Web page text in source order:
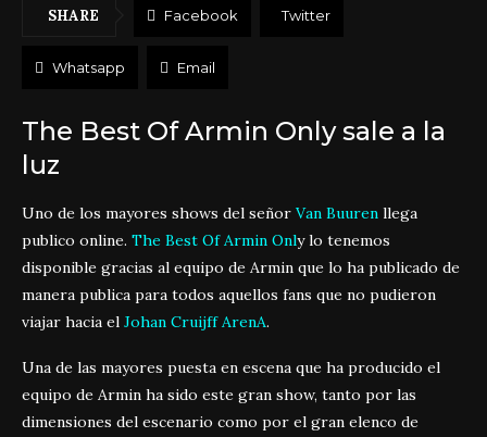
SHARE Facebook Twitter
Whatsapp Email
The Best Of Armin Only sale a la
luz
Uno de los mayores shows del señor Van Buuren llega
publico online. The Best Of Armin Only lo tenemos
disponible gracias al equipo de Armin que lo ha publicado de
manera publica para todos aquellos fans que no pudieron
viajar hacia el Johan Cruijff ArenA.
Una de las mayores puesta en escena que ha producido el
equipo de Armin ha sido este gran show, tanto por las
dimensiones del escenario como por el gran elenco de